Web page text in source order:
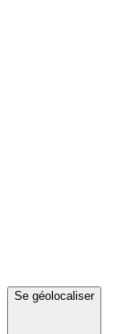
Se géolocaliser